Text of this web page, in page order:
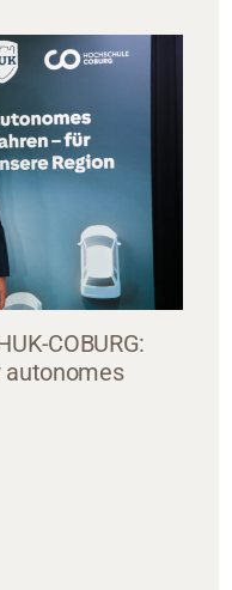
COBURG:
autonomes